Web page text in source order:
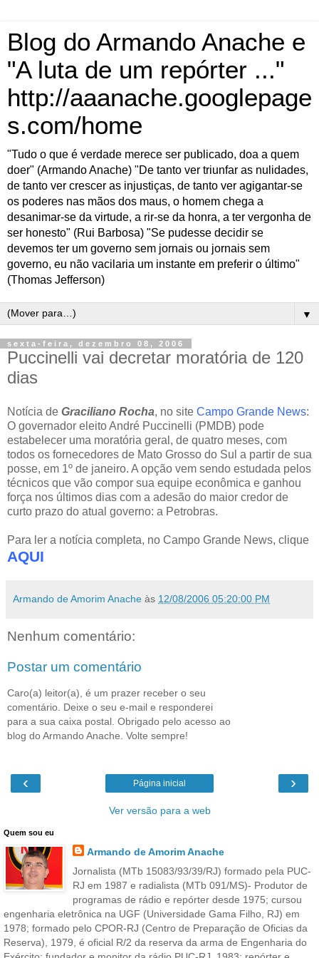
Blog do Armando Anache e
"A luta de um repórter ..."
http://aaanache.googlepage
s.com/home
"Tudo o que é verdade merece ser publicado, doa a quem
doer" (Armando Anache) "De tanto ver triunfar as nulidades,
de tanto ver crescer as injustiças, de tanto ver agigantar-se
os poderes nas mãos dos maus, o homem chega a
desanimar-se da virtude, a rir-se da honra, a ter vergonha de
ser honesto" (Rui Barbosa) "Se pudesse decidir se
devemos ter um governo sem jornais ou jornais sem
governo, eu não vacilaria um instante em preferir o último"
(Thomas Jefferson)
▼
sexta-feira, dezembro 08, 2006
Puccinelli vai decretar moratória de 120
dias
Notícia de Graciliano Rocha, no site Campo Grande News:
O governador eleito André Puccinelli (PMDB) pode
estabelecer uma moratória geral, de quatro meses, com
todos os fornecedores de Mato Grosso do Sul a partir de sua
posse, em 1º de janeiro. A opção vem sendo estudada pelos
técnicos que vão compor sua equipe econômica e ganhou
força nos últimos dias com a adesão do maior credor de
curto prazo do atual governo: a Petrobras.
Para ler a notícia completa, no Campo Grande News, clique
AQUI
Armando de Amorim Anache às 12/08/2006 05:20:00 PM
Nenhum comentário:
Postar um comentário
Caro(a) leitor(a), é um prazer receber o seu
comentário. Deixe o seu e-mail e responderei
para a sua caixa postal. Obrigado pelo acesso ao
blog do Armando Anache. Volte sempre!
‹ ›
Página inicial
Ver versão para a web
Quem sou eu
Armando de Amorim Anache
Jornalista (MTb 15083/93/39/RJ) formado pela PUC-
RJ em 1987 e radialista (MTb 091/MS)- Produtor de
programas de rádio e repórter desde 1975; cursou
engenharia eletrônica na UGF (Universidade Gama Filho, RJ) em
1978; formado pelo CPOR-RJ (Centro de Preparação de Oficias da
Reserva), 1979, é oficial R/2 da reserva da arma de Engenharia do